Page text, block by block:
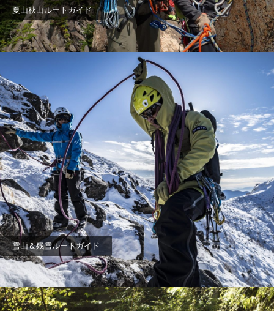
夏山秋山ルートガイド
雪山＆残雪ルートガイド